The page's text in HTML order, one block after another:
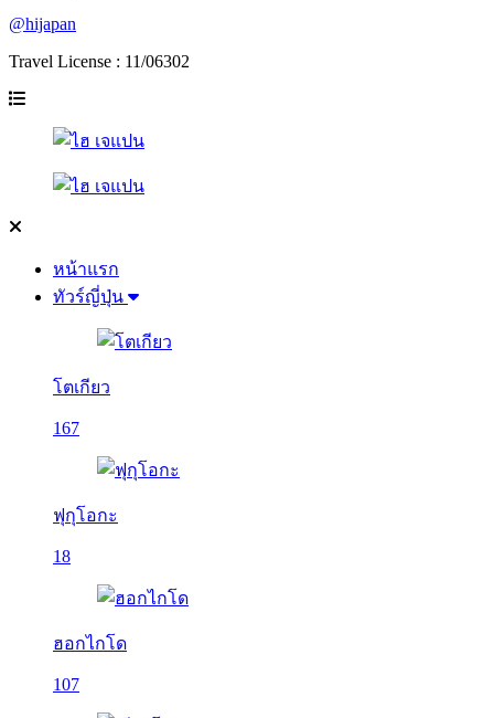
@hijapan
Travel License : 11/06302
หน้าแรก
ทัวร์ญี่ปุ่น
โตเกียว
167
ฟุกุโอกะ
18
ฮอกไกโด
107